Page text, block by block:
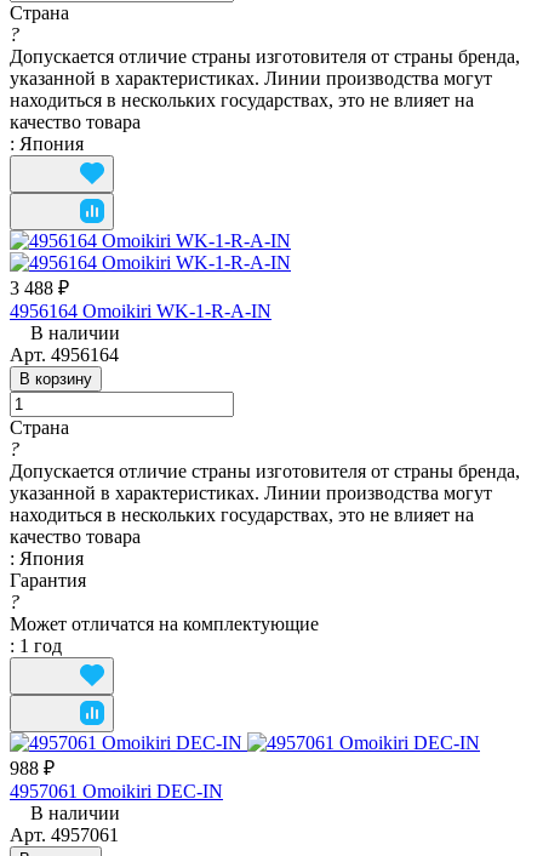
Страна
?
Допускается отличие страны изготовителя от страны бренда,
указанной в характеристиках. Линии производства могут
находиться в нескольких государствах, это не влияет на
качество товара
: Япония
3 488 ₽
4956164 Omoikiri WK-1-R-A-IN
В наличии
Арт. 4956164
В корзину
Страна
?
Допускается отличие страны изготовителя от страны бренда,
указанной в характеристиках. Линии производства могут
находиться в нескольких государствах, это не влияет на
качество товара
: Япония
Гарантия
?
Может отличатся на комплектующие
: 1 год
988 ₽
4957061 Omoikiri DEC-IN
В наличии
Арт. 4957061